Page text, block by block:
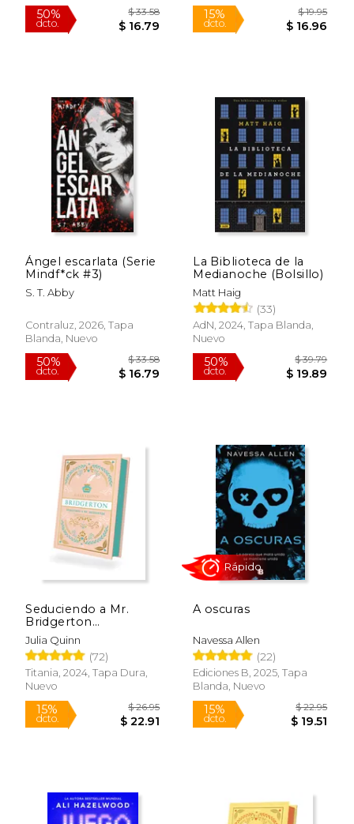
50%
dcto. $ 16.79
15%
dcto.
Ángel escarlata (Serie
Mindf*ck #3)
S. T. Abby
Contraluz, 2026, Tapa
Blanda, Nuevo
50%
dcto.
La Biblioteca de la
Medianoche (Bolsillo)
Matt Haig
(33)
AdN, 2024, Tapa Blanda,
Nuevo
50%
dcto.
Seduciendo a Mr.
Bridgerton
(Bridgerton 4) -
Edición coleccionista
Julia Quinn
(72)
Titania, 2024, Tapa Dura,
Nuevo
A oscuras
Navessa Allen
(22)
Ediciones B, 2025, Tapa
Blanda, Nuevo